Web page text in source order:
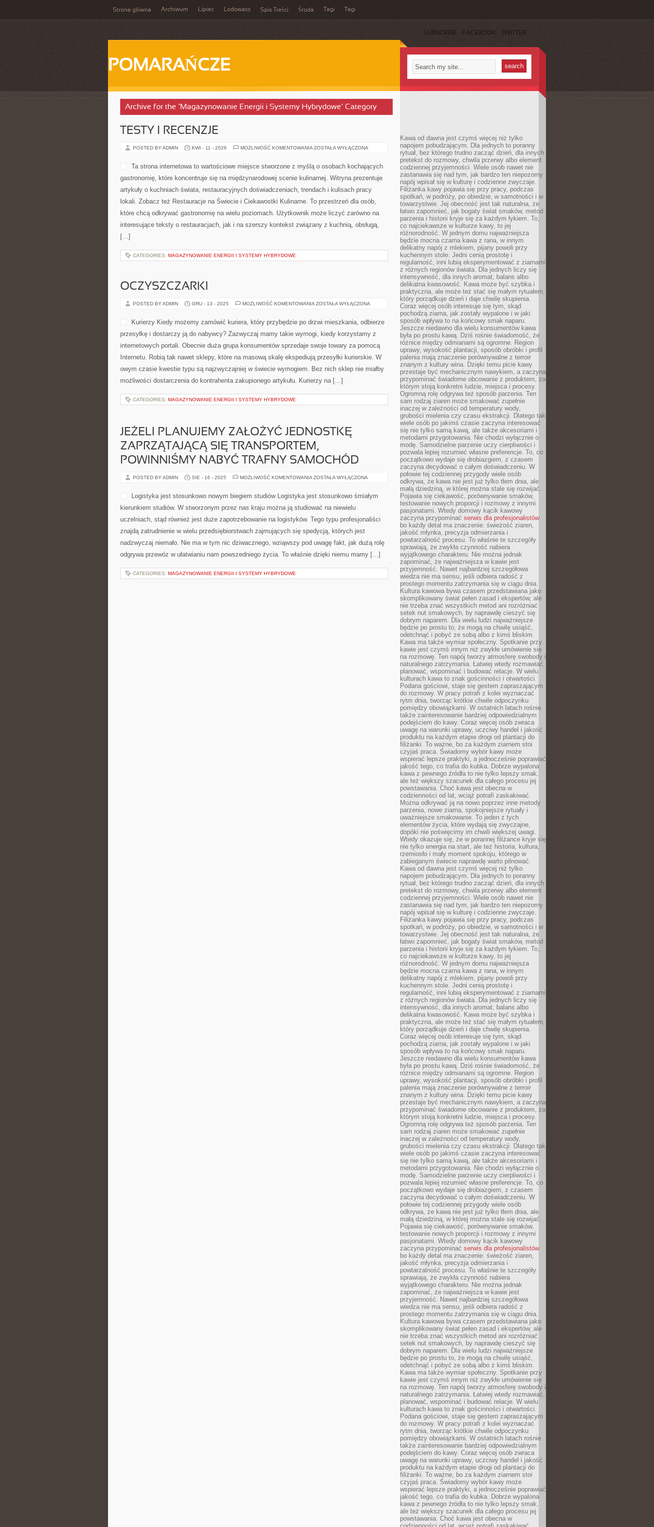
Strona główna Archiwum Lipiec Lodowato Spis Treści Środa Tagi Tagi
SUBSCRIBE FACEBOOK TWITTER
POMARAŃCZE
Archive for the ‘Magazynowanie Energii i Systemy Hybrydowe’ Category
TESTY I RECENZJE
POSTED BY ADMIN KWI - 11 - 2026 MOŻLIWOŚĆ KOMENTOWANIA TESTY
ZOSTAŁA WYŁĄCZONA
Ta strona internetowa to wartościowe miejsce stworzone z myślą o osobach kochających
gastronomię, które koncentruje się na międzynarodowej scenie kulinarnej. Witryna prezentuje
artykuły o kuchniach świata, restauracyjnych doświadczeniach, trendach i kulisach pracy
lokali. Zobacz też Restauracje na Świecie i Ciekawostki Kulinarne. To przestrzeń dla osób,
które chcą odkrywać gastronomię na wielu poziomach. Użytkownik może liczyć zarówno na
interesujące teksty o restauracjach, jak i na szerszy kontekst związany z kuchnią, obsługą,
[…]
CATEGORIES: MAGAZYNOWANIE ENERGII I SYSTEMY HYBRYDOWE
OCZYSZCZARKI
POSTED BY ADMIN GRU - 13 - 2025 MOŻLIWOŚĆ KOMENTOWANIA OCZYSZCZARKI
ZOSTAŁA WYŁĄCZONA
Kurierzy Kiedy możemy zamówić kuriera, który przybędzie po drzwi mieszkania, odbierze
przesyłkę i dostarczy ją do nabywcy? Zazwyczaj mamy takie wymogi, kiedy korzystamy z
internetowych portali. Obecnie duża grupa konsumentów sprzedaje swoje towary za pomocą
Internetu. Robią tak nawet sklepy, które na masową skalę ekspediują przesyłki kurierskie. W
owym czasie kwestie typu są najzwyczajniej w świecie wymogiem. Bez nich sklep nie miałby
możliwości dostarczenia do kontrahenta zakupionego artykułu. Kurierzy na […]
CATEGORIES: MAGAZYNOWANIE ENERGII I SYSTEMY HYBRYDOWE
JEŻELI PLANUJEMY ZAŁOŻYĆ JEDNOSTKĘ
ZAPRZĄTAJĄCĄ SIĘ TRANSPORTEM,
POWINNIŚMY NABYĆ TRAFNY SAMOCHÓD
POSTED BY ADMIN SIE - 16 - 2025 MOŻLIWOŚĆ KOMENTOWANIA JEŻELI
JEDNOSTKĘ
ZAPRZĄTAJĄCĄ
TRANSPORTEM,
NABYĆ
SAMOCHÓD
ZOSTAŁA WYŁĄCZONA
Logistyka jest stosunkowo nowym biegiem studiów Logistyka jest stosunkowo śmiałym
kierunkiem studiów. W stworzonym przez nas kraju można ją studiować na niewielu
uczelniach, stąd również jest duże zapotrzebowanie na logistyków. Tego typu profesjonaliści
znajdą zatrudnienie w wielu przedsiębiorstwach zajmujących się spedycją, których jest
nadzwyczaj niemało. Nie ma w tym nic dziwacznego, wziąwszy pod uwagę fakt, jak dużą rolę
odgrywa przewóz w ułatwianiu nam powszedniego życia. To właśnie dzięki niemu mamy […]
CATEGORIES: MAGAZYNOWANIE ENERGII I SYSTEMY HYBRYDOWE
Kawa od dawna jest czymś więcej niż tylko
napojem pobudzającym. Dla jednych to poranny
rytuał, bez którego trudno zacząć dzień, dla innych
pretekst do rozmowy, chwila przerwy albo element
codziennej przyjemności. Wiele osób nawet nie
zastanawia się nad tym, jak bardzo ten niepozorny
napój wpisał się w kulturę i codzienne zwyczaje.
Filiżanka kawy pojawia się przy pracy, podczas
spotkań, w podróży, po obiedzie, w samotności i w
towarzystwie. Jej obecność jest tak naturalna, że
łatwo zapomnieć, jak bogaty świat smaków, metod
parzenia i historii kryje się za każdym łykiem. To,
co najciekawsze w kulturze kawy, to jej
różnorodność. W jednym domu najważniejsza
będzie mocna czarna kawa z rana, w innym
delikatny napój z mlekiem, pijany powoli przy
kuchennym stole. Jedni cenią prostotę i
regularność, inni lubią eksperymentować z ziarnami
z różnych regionów świata. Dla jednych liczy się
intensywność, dla innych aromat, balans albo
delikatna kwasowość. Kawa może być szybka i
praktyczna, ale może też stać się małym rytuałem,
który porządkuje dzień i daje chwilę skupienia.
Coraz więcej osób interesuje się tym, skąd
pochodzą ziarna, jak zostały wypalone i w jaki
sposób wpływa to na końcowy smak naparu.
Jeszcze niedawno dla wielu konsumentów kawa
była po prostu kawą. Dziś rośnie świadomość, że
różnice między odmianami są ogromne. Region
uprawy, wysokość plantacji, sposób obróbki i profil
palenia mają znaczenie porównywalne z terroir
znanym z kultury wina. Dzięki temu picie kawy
przestaje być mechanicznym nawykiem, a zaczyna
przypominać świadome obcowanie z produktem, za
którym stoją konkretni ludzie, miejsca i procesy.
Ogromną rolę odgrywa też sposób parzenia. Ten
sam rodzaj ziaren może smakować zupełnie
inaczej w zależności od temperatury wody,
grubości mielenia czy czasu ekstrakcji. Dlatego tak
wiele osób po jakimś czasie zaczyna interesować
się nie tylko samą kawą, ale także akcesoriami i
metodami przygotowania. Nie chodzi wyłącznie o
modę. Samodzielne parzenie uczy cierpliwości i
pozwala lepiej rozumieć własne preferencje. To, co
początkowo wydaje się drobiazgiem, z czasem
zaczyna decydować o całym doświadczeniu. W
połowie tej codziennej przygody wiele osób
odkrywa, że kawa nie jest już tylko tłem dnia, ale
małą dziedziną, w której można stale się rozwijać.
Pojawia się ciekawość, porównywanie smaków,
testowanie nowych proporcji i rozmowy z innymi
pasjonatami. Wtedy domowy kącik kawowy
zaczyna przypominać serwis dla profesjonalistów
bo każdy detal ma znaczenie: świeżość ziaren,
jakość młynka, precyzja odmierzania i
powtarzalność procesu. To właśnie te szczegóły
sprawiają, że zwykła czynność nabiera
wyjątkowego charakteru. Nie można jednak
zapominać, że najważniejsza w kawie jest
przyjemność. Nawet najbardziej szczegółowa
wiedza nie ma sensu, jeśli odbiera radość z
prostego momentu zatrzymania się w ciągu dnia.
Kultura kawowa bywa czasem przedstawiana jako
skomplikowany świat pełen zasad i ekspertów, ale
nie trzeba znać wszystkich metod ani rozróżniać
setek nut smakowych, by naprawdę cieszyć się
dobrym naparem. Dla wielu ludzi najważniejsze
będzie po prostu to, że mogą na chwilę usiąść,
odetchnąć i pobyć ze sobą albo z kimś bliskim.
Kawa ma także wymiar społeczny. Spotkanie przy
kawie jest czymś innym niż zwykłe umówienie się
na rozmowę. Ten napój tworzy atmosferę swobody i
naturalnego zatrzymania. Łatwiej wtedy rozmawiać,
planować, wspominać i budować relacje. W wielu
kulturach kawa to znak gościnności i otwartości.
Podana gościowi, staje się gestem zapraszającym
do rozmowy. W pracy potrafi z kolei wyznaczać
rytm dnia, tworząc krótkie chwile odpoczynku
pomiędzy obowiązkami. W ostatnich latach rośnie
także zainteresowanie bardziej odpowiedzialnym
podejściem do kawy. Coraz więcej osób zwraca
uwagę na warunki uprawy, uczciwy handel i jakość
produktu na każdym etapie drogi od plantacji do
filiżanki. To ważne, bo za każdym ziarnem stoi
czyjaś praca. Świadomy wybór kawy może
wspierać lepsze praktyki, a jednocześnie poprawiać
jakość tego, co trafia do kubka. Dobrze wypalona
kawa z pewnego źródła to nie tylko lepszy smak,
ale też większy szacunek dla całego procesu jej
powstawania. Choć kawa jest obecna w
codzienności od lat, wciąż potrafi zaskakiwać.
Można odkrywać ją na nowo poprzez inne metody
parzenia, nowe ziarna, spokojniejsze rytuały i
uważniejsze smakowanie. To jeden z tych
elementów życia, które wydają się zwyczajne,
dopóki nie poświęcimy im chwili większej uwagi.
Wtedy okazuje się, że w porannej filiżance kryje się
nie tylko energia na start, ale też historia, kultura,
rzemiosło i mały moment spokoju, którego w
zabieganym świecie naprawdę warto pilnować.
Kawa od dawna jest czymś więcej niż tylko
napojem pobudzającym. Dla jednych to poranny
rytuał, bez którego trudno zacząć dzień, dla innych
pretekst do rozmowy, chwila przerwy albo element
codziennej przyjemności. Wiele osób nawet nie
zastanawia się nad tym, jak bardzo ten niepozorny
napój wpisał się w kulturę i codzienne zwyczaje.
Filiżanka kawy pojawia się przy pracy, podczas
spotkań, w podróży, po obiedzie, w samotności i w
towarzystwie. Jej obecność jest tak naturalna, że
łatwo zapomnieć, jak bogaty świat smaków, metod
parzenia i historii kryje się za każdym łykiem. To,
co najciekawsze w kulturze kawy, to jej
różnorodność. W jednym domu najważniejsza
będzie mocna czarna kawa z rana, w innym
delikatny napój z mlekiem, pijany powoli przy
kuchennym stole. Jedni cenią prostotę i
regularność, inni lubią eksperymentować z ziarnami
z różnych regionów świata. Dla jednych liczy się
intensywność, dla innych aromat, balans albo
delikatna kwasowość. Kawa może być szybka i
praktyczna, ale może też stać się małym rytuałem,
który porządkuje dzień i daje chwilę skupienia.
Coraz więcej osób interesuje się tym, skąd
pochodzą ziarna, jak zostały wypalone i w jaki
sposób wpływa to na końcowy smak naparu.
Jeszcze niedawno dla wielu konsumentów kawa
była po prostu kawą. Dziś rośnie świadomość, że
różnice między odmianami są ogromne. Region
uprawy, wysokość plantacji, sposób obróbki i profil
palenia mają znaczenie porównywalne z terroir
znanym z kultury wina. Dzięki temu picie kawy
przestaje być mechanicznym nawykiem, a zaczyna
przypominać świadome obcowanie z produktem, za
którym stoją konkretni ludzie, miejsca i procesy.
Ogromną rolę odgrywa też sposób parzenia. Ten
sam rodzaj ziaren może smakować zupełnie
inaczej w zależności od temperatury wody,
grubości mielenia czy czasu ekstrakcji. Dlatego tak
wiele osób po jakimś czasie zaczyna interesować
się nie tylko samą kawą, ale także akcesoriami i
metodami przygotowania. Nie chodzi wyłącznie o
modę. Samodzielne parzenie uczy cierpliwości i
pozwala lepiej rozumieć własne preferencje. To, co
początkowo wydaje się drobiazgiem, z czasem
zaczyna decydować o całym doświadczeniu. W
połowie tej codziennej przygody wiele osób
odkrywa, że kawa nie jest już tylko tłem dnia, ale
małą dziedziną, w której można stale się rozwijać.
Pojawia się ciekawość, porównywanie smaków,
testowanie nowych proporcji i rozmowy z innymi
pasjonatami. Wtedy domowy kącik kawowy
zaczyna przypominać serwis dla profesjonalistów
bo każdy detal ma znaczenie: świeżość ziaren,
jakość młynka, precyzja odmierzania i
powtarzalność procesu. To właśnie te szczegóły
sprawiają, że zwykła czynność nabiera
wyjątkowego charakteru. Nie można jednak
zapominać, że najważniejsza w kawie jest
przyjemność. Nawet najbardziej szczegółowa
wiedza nie ma sensu, jeśli odbiera radość z
prostego momentu zatrzymania się w ciągu dnia.
Kultura kawowa bywa czasem przedstawiana jako
skomplikowany świat pełen zasad i ekspertów, ale
nie trzeba znać wszystkich metod ani rozróżniać
setek nut smakowych, by naprawdę cieszyć się
dobrym naparem. Dla wielu ludzi najważniejsze
będzie po prostu to, że mogą na chwilę usiąść,
odetchnąć i pobyć ze sobą albo z kimś bliskim.
Kawa ma także wymiar społeczny. Spotkanie przy
kawie jest czymś innym niż zwykłe umówienie się
na rozmowę. Ten napój tworzy atmosferę swobody i
naturalnego zatrzymania. Łatwiej wtedy rozmawiać,
planować, wspominać i budować relacje. W wielu
kulturach kawa to znak gościnności i otwartości.
Podana gościowi, staje się gestem zapraszającym
do rozmowy. W pracy potrafi z kolei wyznaczać
rytm dnia, tworząc krótkie chwile odpoczynku
pomiędzy obowiązkami. W ostatnich latach rośnie
także zainteresowanie bardziej odpowiedzialnym
podejściem do kawy. Coraz więcej osób zwraca
uwagę na warunki uprawy, uczciwy handel i jakość
produktu na każdym etapie drogi od plantacji do
filiżanki. To ważne, bo za każdym ziarnem stoi
czyjaś praca. Świadomy wybór kawy może
wspierać lepsze praktyki, a jednocześnie poprawiać
jakość tego, co trafia do kubka. Dobrze wypalona
kawa z pewnego źródła to nie tylko lepszy smak,
ale też większy szacunek dla całego procesu jej
powstawania. Choć kawa jest obecna w